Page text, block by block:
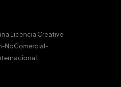
Licencia Creative
NoComercial-
.